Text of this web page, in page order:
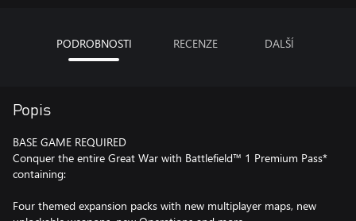
PODROBNOSTI RECENZE DALŠÍ
Popis
BASE GAME REQUIRED
Conquer the entire Great War with Battlefield™ 1 Premium Pass*
containing:
Four themed expansion packs with new multiplayer maps, new